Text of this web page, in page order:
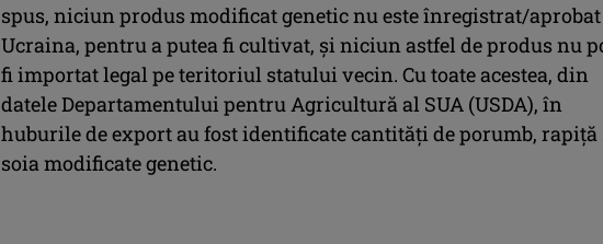
spus, niciun produs modificat genetic nu este înregistrat/
Ucraina, pentru a putea fi cultivat, și niciun astfel de produs nu
fi importat legal pe teritoriul statului vecin. Cu toate acestea, din
datele Departamentului pentru Agricultură al SUA (USDA), în
huburile de export au fost identificate cantități de porumb, rapiță
soia modificate genetic.